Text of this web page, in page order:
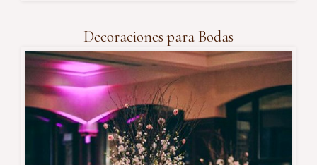
Decoraciones para Bodas